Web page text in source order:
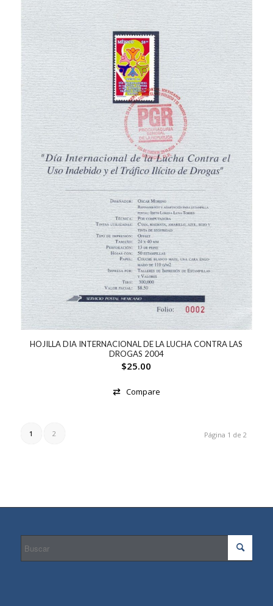
HOJILLA DIA INTERNACIONAL DE LA LUCHA CONTRA LAS
DROGAS 2004
$25.00
Compare
Página 1 de 2
1 2